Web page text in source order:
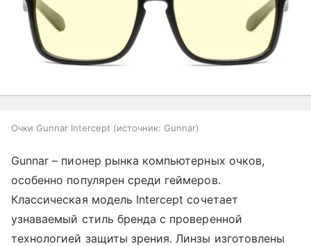
Очки Gunnar Intercept источник: Gunnar
Gunnar – пионер рынка компьютерных очков,
особенно популярен среди геймеров.
Классическая модель Intercept сочетает
узнаваемый стиль бренда с проверенной
технологией защиты зрения. Линзы изготовлены